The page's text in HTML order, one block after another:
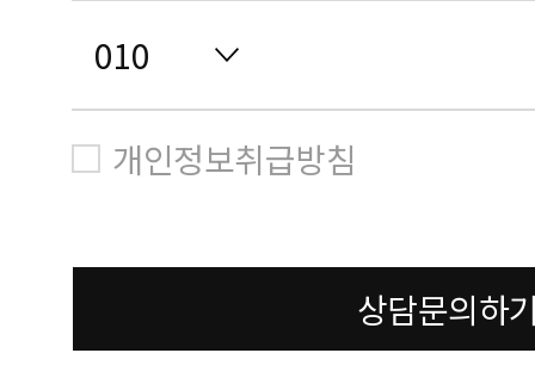
개인정보취급방침
상담문의하